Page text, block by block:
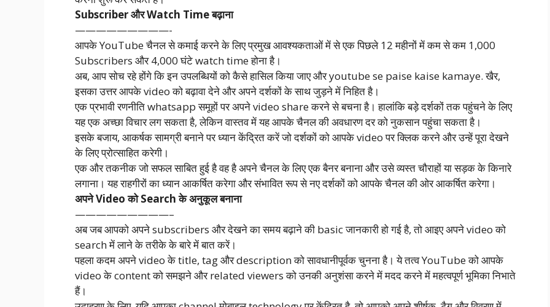
Subscriber और Watch Time बढ़ाना
—————————-
आपके YouTube चैनल से कमाई करने के लिए प्रमुख आवश्यकताओं में से एक पिछले 12 महीनों में कम से कम 1,000
Subscribers और 4,000 घंटे watch time होना है।
अब, आप सोच रहे होंगे कि इन उपलब्धियों को कैसे हासिल किया जाए और youtube se paise kaise kamaye. खैर,
इसका उत्तर आपके video को बढ़ावा देने और अपने दर्शकों के साथ जुड़ने में निहित है।
एक प्रभावी रणनीति whatsapp समूहों पर अपने video share करने से बचना है। हालांकि बड़े दर्शकों तक पहुंचने के लिए
यह एक अच्छा विचार लग सकता है, लेकिन वास्तव में यह आपके चैनल की अवधारण दर को नुकसान पहुंचा सकता है।
इसके बजाय, आकर्षक सामग्री बनाने पर ध्यान केंद्रित करें जो दर्शकों को आपके video पर क्लिक करने और उन्हें पूरा देखने
के लिए प्रोत्साहित करेगी।
एक और तकनीक जो सफल साबित हुई है वह है अपने चैनल के लिए एक बैनर बनाना और उसे व्यस्त चौराहों या सड़क के किनारे
लगाना। यह राहगीरों का ध्यान आकर्षित करेगा और संभावित रूप से नए दर्शकों को आपके चैनल की ओर आकर्षित करेगा।
अपने Video को Search के अनुकूल बनाना
—————————–
अब जब आपको अपने subscribers और देखने का समय बढ़ाने की basic जानकारी हो गई है, तो आइए अपने video को
search में लाने के तरीके के बारे में बात करें।
पहला कदम अपने video के title, tag और description को सावधानीपूर्वक चुनना है। ये तत्व YouTube को आपके
video के content को समझने और related viewers को उनकी अनुशंसा करने में मदद करने में महत्वपूर्ण भूमिका निभाते
हैं।